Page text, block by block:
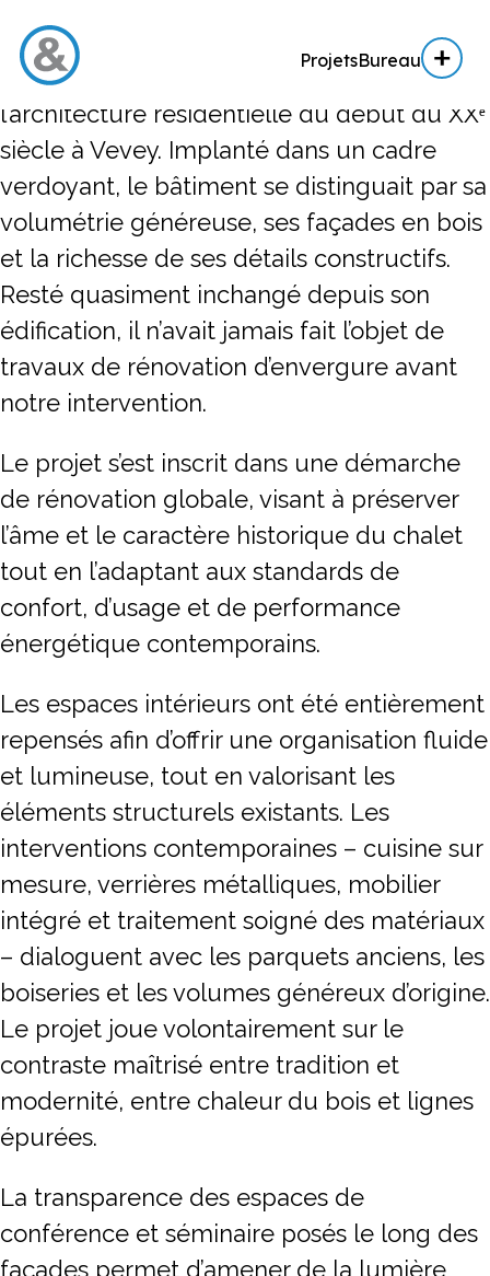
Menu
Projets
Architecture
Architecture d’intérieur
Réalisation
Expertise AE / AI
Expertise immobilière
Bureau
Notre mission
Team
Jobs
Actualités
ProjetsBureau
Construit en 1913, le chalet de Pomey est
un témoignage remarquable de
l’architecture résidentielle du début du XXᵉ
siècle à Vevey. Implanté dans un cadre
verdoyant, le bâtiment se distinguait par sa
volumétrie généreuse, ses façades en bois
et la richesse de ses détails constructifs.
Resté quasiment inchangé depuis son
édification, il n’avait jamais fait l’objet de
travaux de rénovation d’envergure avant
notre intervention.
Le projet s’est inscrit dans une démarche
de rénovation globale, visant à préserver
l’âme et le caractère historique du chalet
tout en l’adaptant aux standards de
confort, d’usage et de performance
énergétique contemporains.
Les espaces intérieurs ont été entièrement
repensés afin d’offrir une organisation fluide
et lumineuse, tout en valorisant les
éléments structurels existants. Les
interventions contemporaines – cuisine sur
mesure, verrières métalliques, mobilier
intégré et traitement soigné des matériaux
– dialoguent avec les parquets anciens, les
boiseries et les volumes généreux d’origine.
Le projet joue volontairement sur le
contraste maîtrisé entre tradition et
modernité, entre chaleur du bois et lignes
épurées.
La transparence des espaces de
conférence et séminaire posés le long des
façades permet d’amener de la lumière